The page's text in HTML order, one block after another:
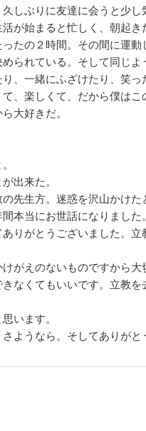
しぶりに友達に会うと少
が始まると忙しく、朝起
たの２時間。その間に運動
られている。そして同じ
、一緒にふざけたり、笑
、楽しくて、だから僕は
大好きだ。
出来た。
先生方。迷惑を沢山かけ
本当にお世話になりました。
りがとうございました。
がえのないものですから
なくてもいいです。立教
います。
ようなら。そしてありがと